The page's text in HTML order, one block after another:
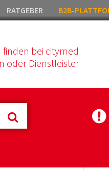
RATGEBER B2B-
bei citymed
oder Dienstleister